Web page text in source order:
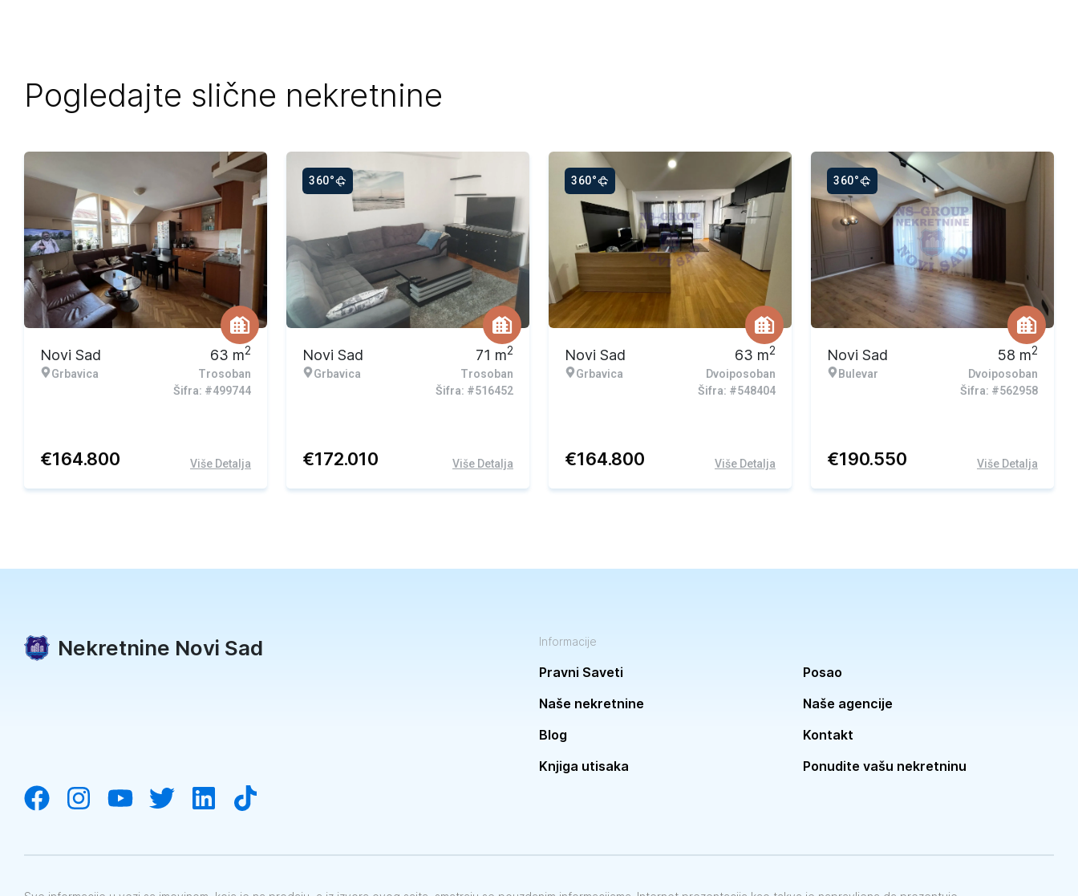
Pogledajte slične nekretnine
Novi Sad
Grbavica
63 m2
Trosoban
Šifra: #499744
€164.800 Više Detalja
360°
Novi Sad
Grbavica
71 m2
Trosoban
Šifra: #516452
€172.010 Više Detalja
360°
Novi Sad
Grbavica
63 m2
Dvoiposoban
Šifra: #548404
€164.800 Više Detalja
360°
Novi Sad
Bulevar
58 m2
Dvoiposoban
Šifra: #562958
€190.550 Više Detalja
Nekretnine Novi Sad Informacije
Pravni Saveti
Posao
Naše nekretnine
Naše agencije
Blog
Kontakt
Knjiga utisaka
Ponudite vašu nekretninu